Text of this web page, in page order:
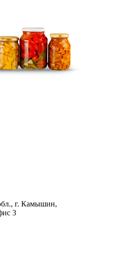
г. Камышин,
3